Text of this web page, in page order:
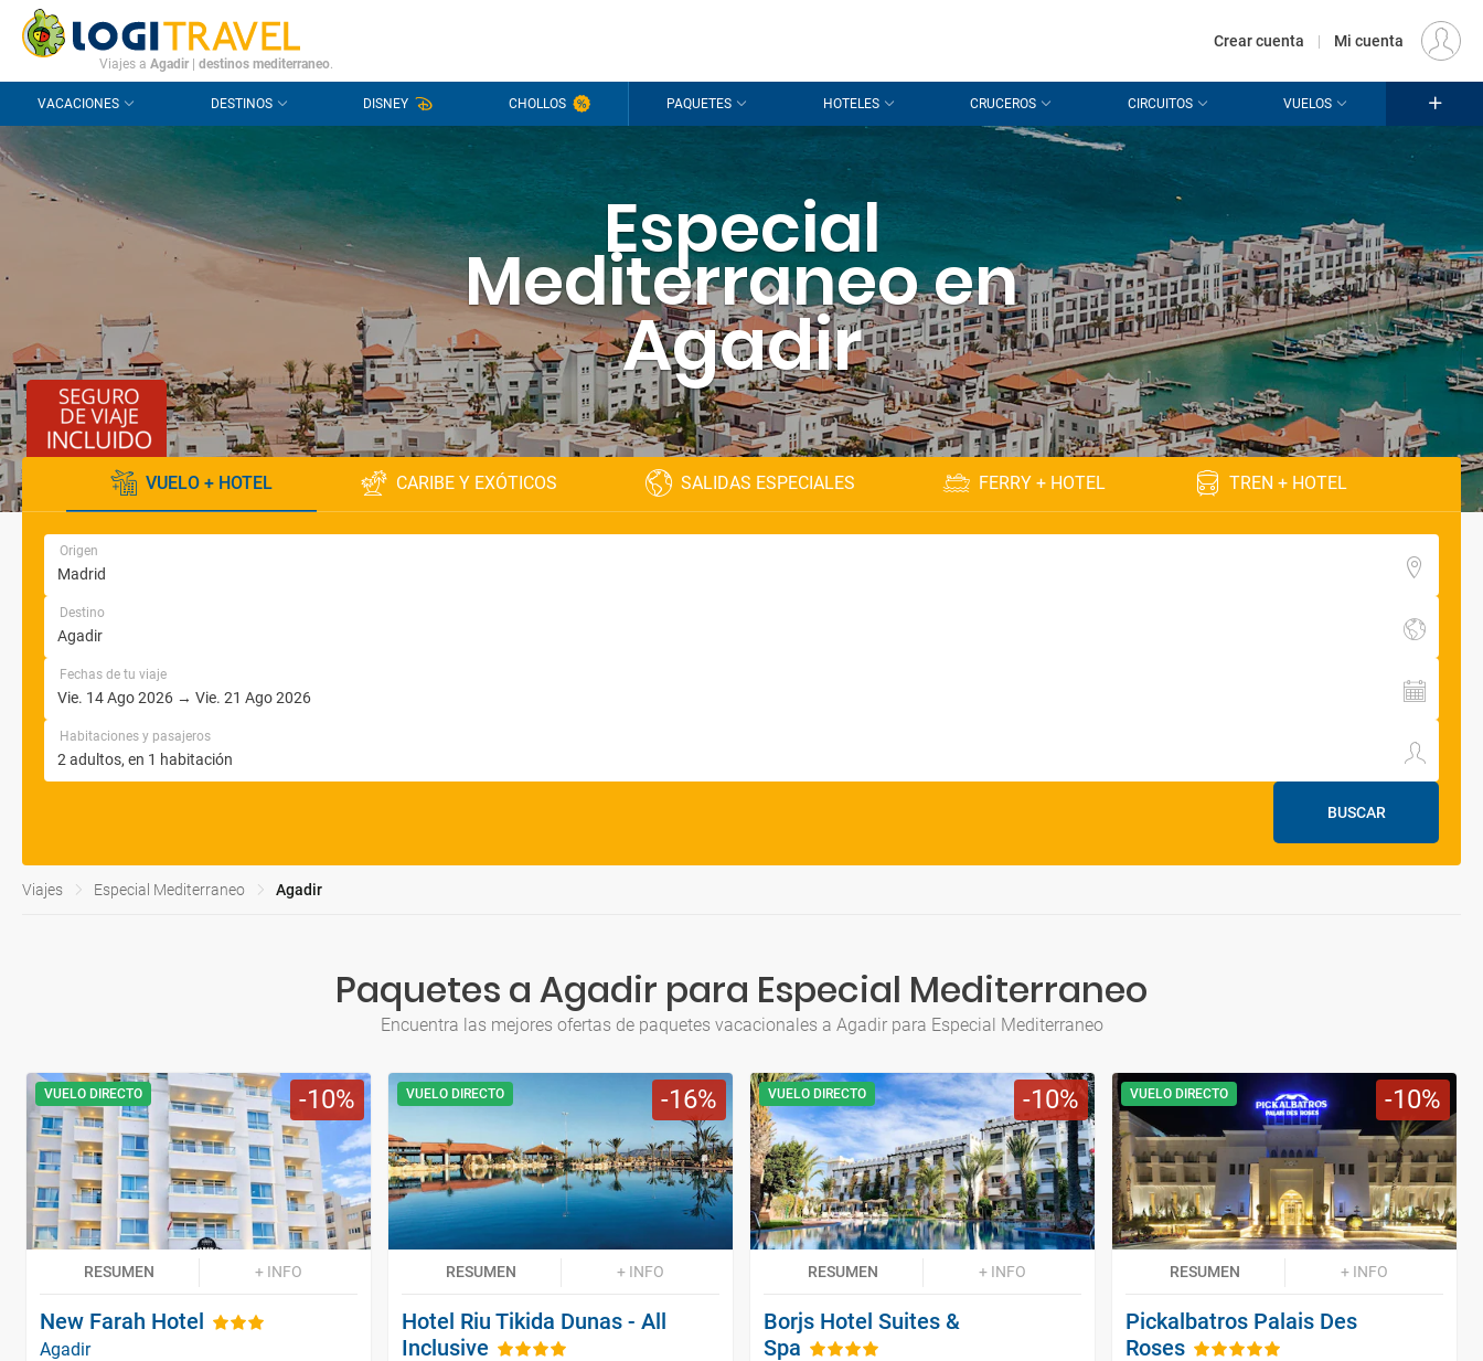
CONTACTO PREGUNTAS FRECUENTES EUR
Viajes a Agadir destinos mediterraneo.
Crear cuenta | Mi cuenta
VACACIONES DESTINOS DISNEY CHOLLOS PAQUETES HOTELES CRUCEROS CIRCUITOS VUELOS
Especial
Mediterraneo en
Agadir
VUELO + HOTEL CARIBE Y EXÓTICOS SALIDAS ESPECIALES FERRY + HOTEL TREN + HOTEL
Origen
Destino
Fechas de tu viaje
Habitaciones y pasajeros
BUSCAR
Viajes Especial Mediterraneo Agadir
Paquetes a Agadir para Especial Mediterraneo
Encuentra las mejores ofertas de paquetes vacacionales a Agadir para Especial Mediterraneo
10
VUELO DIRECTO
RESUMEN + INFO
New Farah Hotel
Agadir
16
VUELO DIRECTO
RESUMEN + INFO
Hotel Riu Tikida Dunas - All
Inclusive
10
VUELO DIRECTO
RESUMEN + INFO
Borjs Hotel Suites &
Spa
10
VUELO DIRECTO
RESUMEN + INFO
Pickalbatros Palais Des
Roses